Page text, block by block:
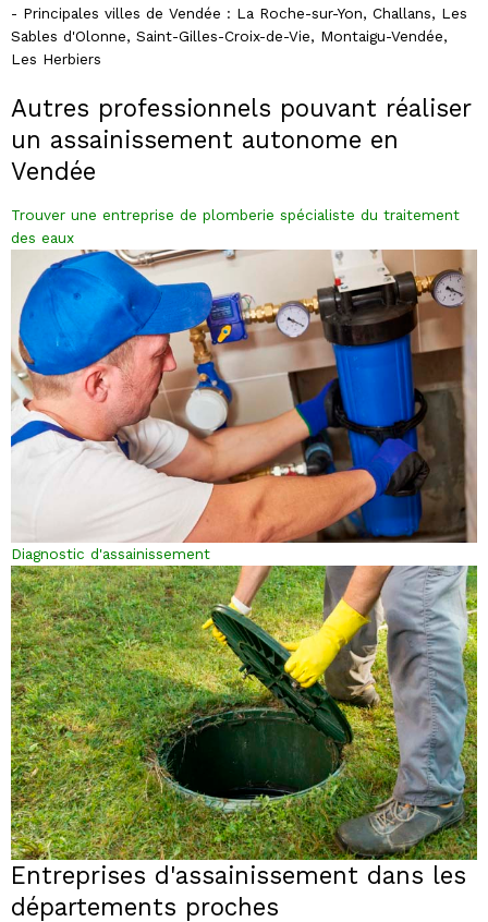
- Principales villes de Vendée : La Roche-sur-Yon, Challans, Les
Sables d'Olonne, Saint-Gilles-Croix-de-Vie, Montaigu-Vendée,
Les Herbiers
Autres professionnels pouvant réaliser
un assainissement autonome en
Vendée
Trouver une entreprise de plomberie spécialiste du traitement
des eaux
Diagnostic d'assainissement
Entreprises d'assainissement dans les
départements proches